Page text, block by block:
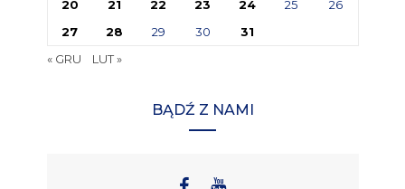
20
21 22 23 24 25
26
27
28 29 30
31
« GRU
LUT »
BĄDŹ Z NAMI